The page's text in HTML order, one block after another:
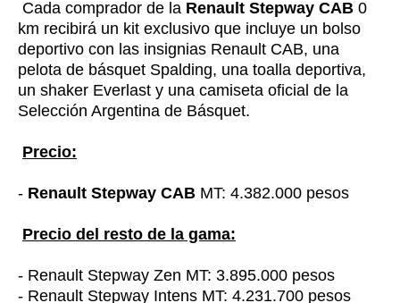
Cada comprador de la Renault Stepway CAB 0
km recibirá un kit exclusivo que incluye un bolso
deportivo con las insignias Renault CAB, una
pelota de básquet Spalding, una toalla deportiva,
un shaker Everlast y una camiseta oficial de la
Selección Argentina de Básquet.
Precio:
- Renault Stepway CAB MT: 4.382.000 pesos
Precio del resto de la gama:
- Renault Stepway Zen MT: 3.895.000 pesos
- Renault Stepway Intens MT: 4.231.700 pesos